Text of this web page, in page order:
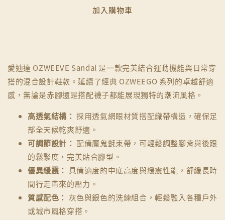
加入購物車
愛迪達 OZWEEVE Sandal 是一款完美結合運動機能與日常穿
搭的混合設計鞋款。延續了經典 OZWEEGO 系列的卓越舒適
感，無論是赤腳還是搭配襪子都能展現獨特的潮流風格。
高透氣結構： 採用透氣網眼材質搭配織帶構造，確保足
部全天候乾爽舒適。
可調節設計： 配備魔鬼氈束帶，可輕鬆調整腳背與後跟
的鬆緊度，完美貼合腳型。
優異緩震： 具備適度的中底高度與緩震性能，舒緩長時
間行走帶來的壓力。
質感配色： 灰色與銀色的洗練組合，輕鬆融入各種戶外
或城市風格穿搭。